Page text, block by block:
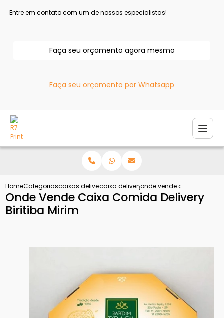
Entre em contato com um de nossos especialistas!
Faça seu orçamento agora mesmo
Faça seu orçamento por Whatsapp
HomeCategoriascaixas deliverycaixa delivery para frangoonde vende caixa comida
Onde Vende Caixa Comida Delivery
Biritiba Mirim